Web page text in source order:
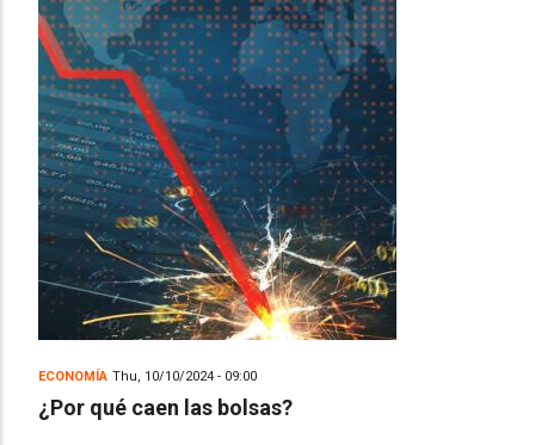
ECONOMÍA Thu, 10/10/2024 - 09:00
¿Por qué caen las bolsas?